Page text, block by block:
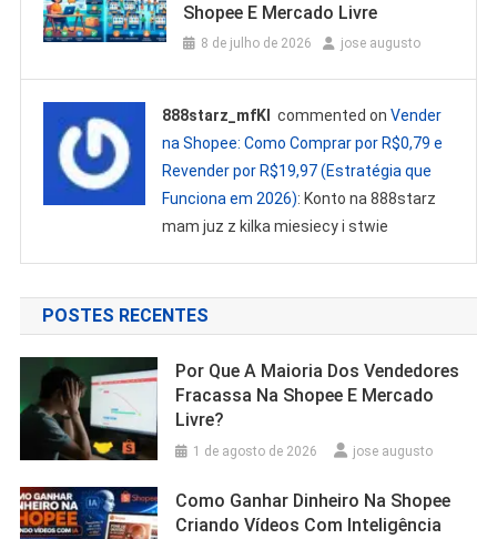
Shopee E Mercado Livre
8 de julho de 2026 jose augusto
888starz_mfKl commented onVender
na Shopee: Como Comprar por R$0,79 e
Revender por R$19,97 (Estratégia que
Funciona em 2026): Konto na 888starz
mam juz z kilka miesiecy i stwie
POSTES RECENTES
Por Que A Maioria Dos Vendedores
Fracassa Na Shopee E Mercado
Livre?
1 de agosto de 2026 jose augusto
Como Ganhar Dinheiro Na Shopee
Criando Vídeos Com Inteligência